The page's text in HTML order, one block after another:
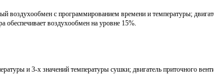
с программированием времени и температуры;
обеспечивает воздухообмен на уровне 15%.
и 3-х значений температуры сушки; двигатель приточного